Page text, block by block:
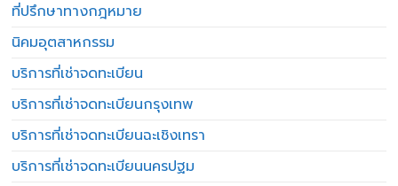
ที่ปรึกษาทางกฎหมาย
นิคมอุตสาหกรรม
บริการที่เช่าจดทะเบียน
บริการที่เช่าจดทะเบียนกรุงเทพ
บริการที่เช่าจดทะเบียนฉะเชิงเทรา
บริการที่เช่าจดทะเบียนนครปฐม